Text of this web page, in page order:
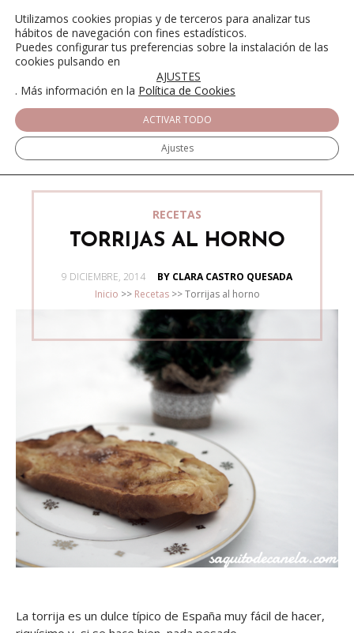
RECETAS
TORRIJAS AL HORNO
POSTED
9 DICIEMBRE, 2014
BY CLARA CASTRO QUESADA
Inicio >> Recetas>>Torrijas al horno
La torrija es un dulce típico de España muy fácil de hacer,
Utilizamos cookies propias y de terceros para analizar tus
hábitos de navegación con fines estadísticos.
Puedes configurar tus preferencias sobre la instalación de las
cookies pulsando en
AJUSTES
. Más información en la Política de Cookies
ACTIVAR TODO
Ajustes